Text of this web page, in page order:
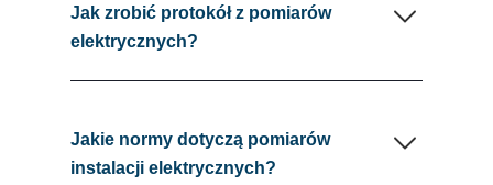
Jakie normy dotyczą pomiarów
instalacji elektrycznych?
Jak zrobić protokół z pomiarów
elektrycznych?